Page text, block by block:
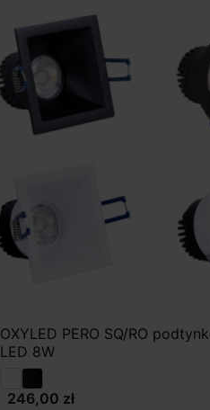
OXYLED PERO SQ/RO
LED 8W
246,00 zł